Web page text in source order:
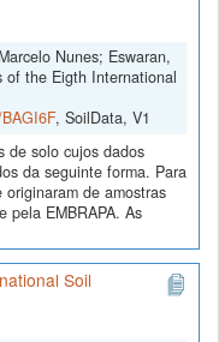
Nunes; Eswaran,
of the Eigth International
, SoilData, V1
de solo cujos dados
da seguinte forma. Para
de amostras
pela EMBRAPA. As
Soil